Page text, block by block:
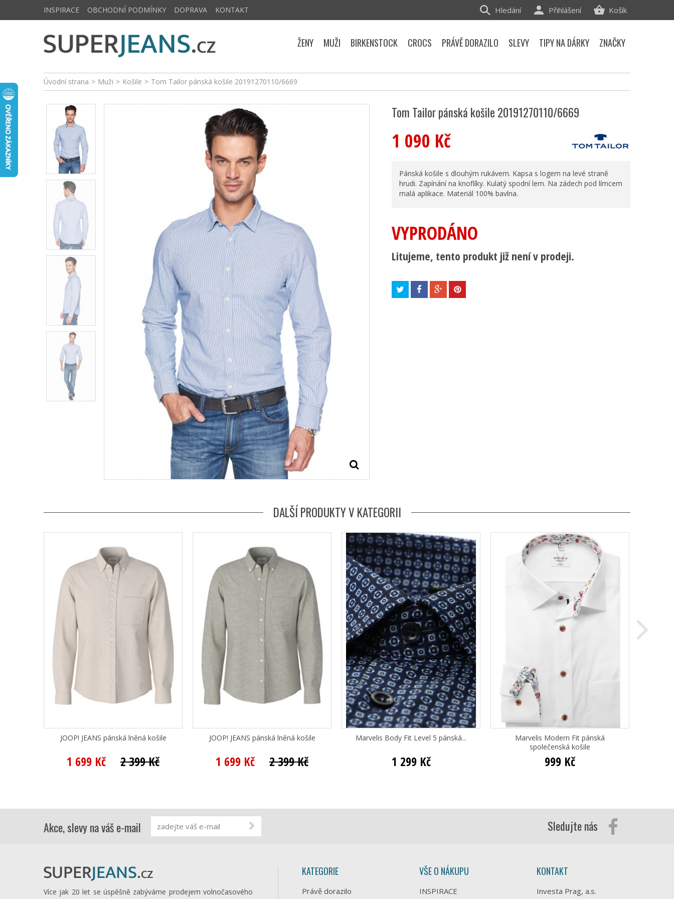
Úvodní strana > Muži > Košile > Tom Tailor pánská košile 20191270110/6669
Tom Tailor pánská košile 20191270110/6669
1 090 Kč
Pánská košile s dlouhým rukávem. Kapsa s logem na levé straně
hrudi. Zapínání na knoflíky. Kulatý spodní lem. Na zádech pod límcem
malá aplikace. Materiál 100% bavlna.
VYPRODÁNO
Litujeme, tento produkt již není v prodeji.
DALŠÍ PRODUKTY V KATEGORII
JOOP! JEANS pánská lněná košile
1 699 Kč 2 399 Kč
JOOP! JEANS pánská lněná košile
1 699 Kč 2 399 Kč
Marvelis Body Fit Level 5 pánská...
1 299 Kč
Marvelis Modern Fit pánská
společenská košile
999 Kč
INSPIRACE OBCHODNÍ PODMÍNKY DOPRAVA KONTAKT Košík
Přihlášení
Hledání
ŽENY MUŽI BIRKENSTOCK CROCS PRÁVĚ DORAZILO SLEVY TIPY NA DÁRKY ZNAČKY
Akce, slevy na váš e-mail Sledujte nás
Více jak 20 let se úspěšně zabýváme prodejem volnočasového
KATEGORIE
Právě dorazilo
VŠE O NÁKUPU
INSPIRACE
KONTAKT
Investa Prag, a.s.